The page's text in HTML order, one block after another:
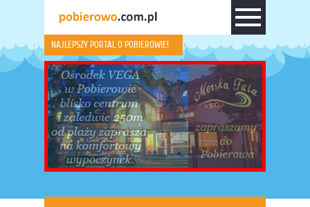
NAJLEPSZY PORTAL O POBIEROWIE!